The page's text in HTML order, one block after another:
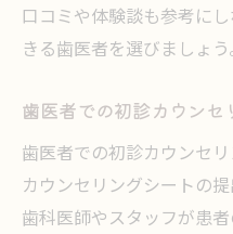
口コミや体験談も参考に
きる歯医者を選びましょう
歯医者での初診カウン
歯医者での初診カウンセ
カウンセリングシートの提
歯科医師やスタッフが患